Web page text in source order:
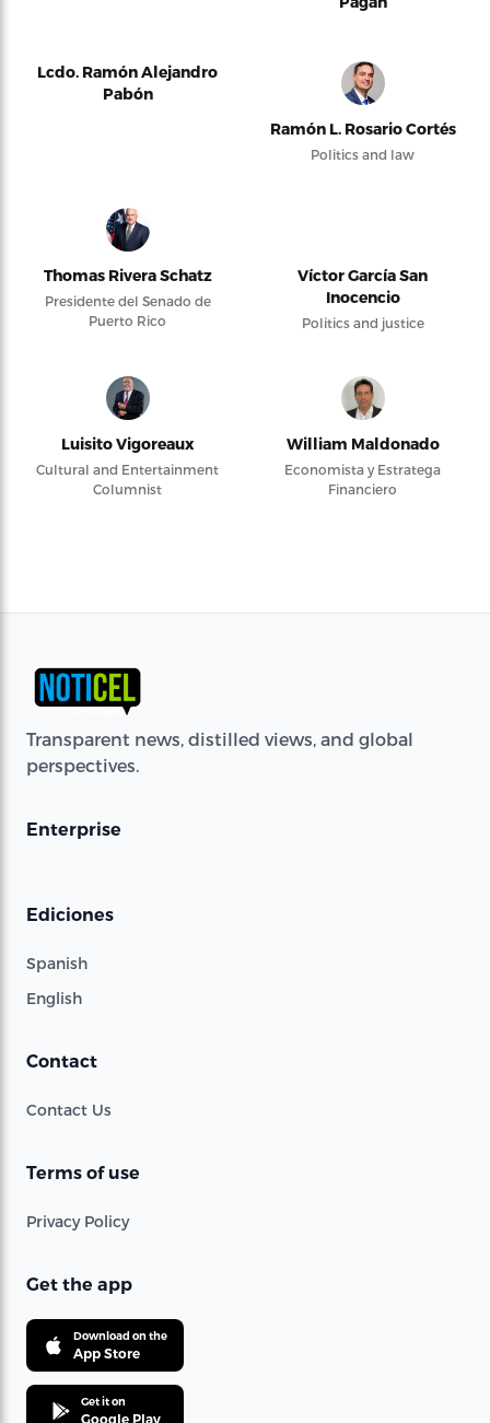
Lcdo. Ramón Alejandro
Pabón
Ramón L. Rosario Cortés
Politics and law
Thomas Rivera Schatz
Presidente del Senado de
Puerto Rico
Víctor García San
Inocencio
Politics and justice
Luisito Vigoreaux
Cultural and Entertainment
Columnist
William Maldonado
Economista y Estratega
Financiero
Transparent news, distilled views, and global
perspectives.
Enterprise
Ediciones
Spanish
English
Contact
Contact Us
Terms of use
Privacy Policy
Get the app
Download on the
App Store
Get it on
Google Play